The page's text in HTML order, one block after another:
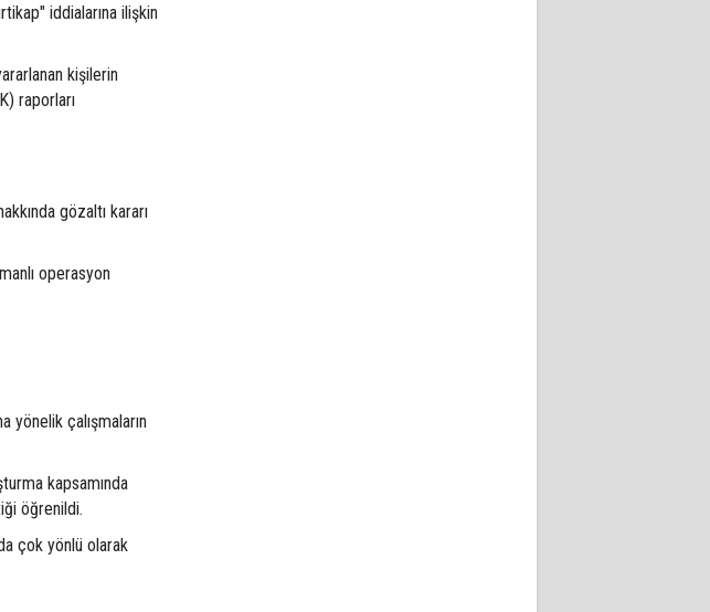
iddialarına ilişkin
kişilerin
raporları
gözaltı kararı
operasyon
yönelik çalışmaların
kapsamında
öğrenildi.
çok yönlü olarak